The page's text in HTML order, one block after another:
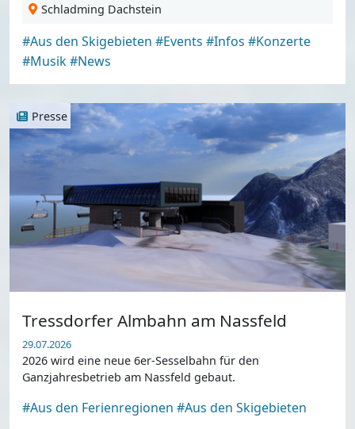
Schladming Dachstein
#Aus den Skigebieten #Events #Infos #Konzerte
#Musik#News
Presse
Tressdorfer Almbahn am Nassfeld
29.07.2026
2026 wird eine neue 6er-Sesselbahn für den
Ganzjahresbetrieb am Nassfeld gebaut.
#Aus den Ferienregionen #Aus den Skigebieten